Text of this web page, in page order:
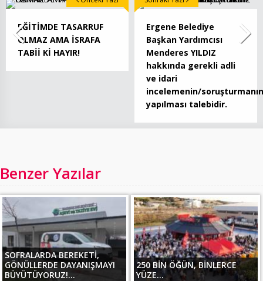
EĞİTİMDE TASARRUF
OLMAZ AMA İSRAFA
TABİİ Kİ HAYIR!
Ergene Belediye
Başkan Yardımcısı
Menderes YILDIZ
hakkında gerekli adli
ve idari
incelemenin/soruşturmanın
yapılması talebidir.
Benzer Yazılar
SOFRALARDA BEREKETİ,
GÖNÜLLERDE DAYANIŞMAYI
BÜYÜTÜYORUZ!...
250 BİN ÖĞÜN, BİNLERCE
YÜZE...